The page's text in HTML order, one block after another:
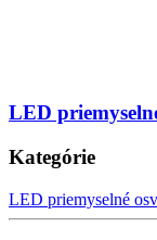
LED
Kategórie
LED priemyselné